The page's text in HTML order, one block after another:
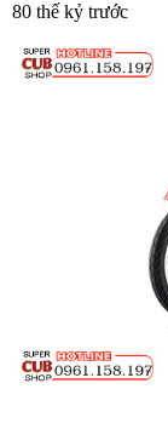
80 thế kỷ trước